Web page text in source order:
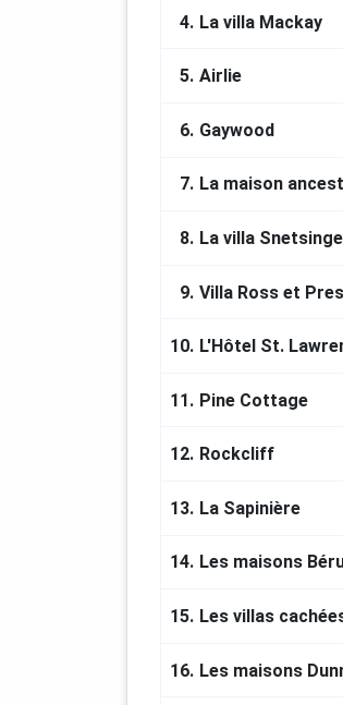
4. La villa Mackay
5. Airlie
6. Gaywood
7. La maison
8. La villa
9. Villa Ross et
10. L'Hôtel St.
11. Pine Cottage
12. Rockcliff
13. La Sapinière
14. Les maisons
15. Les villas
16. Les maisons